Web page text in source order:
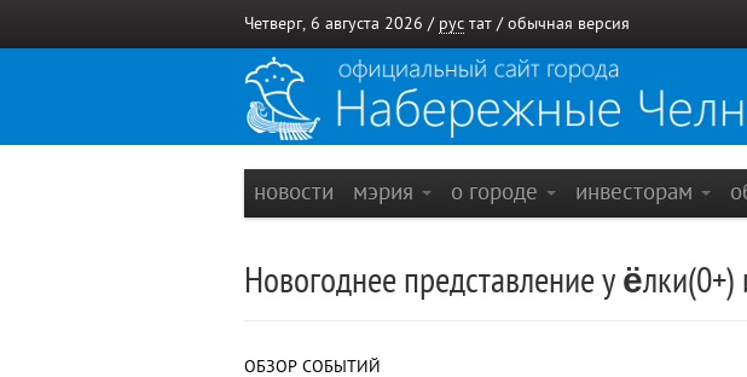
Четверг, 6 августа 2026 / рус тат / обычная версия
новости мэрия о городе инвесторам
Новогоднее представление у
ОБЗОР СОБЫТИЙ